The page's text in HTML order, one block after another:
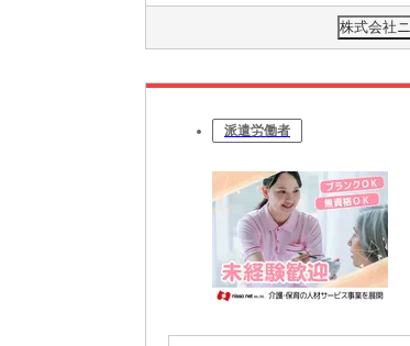
株式会社
派遣労働者